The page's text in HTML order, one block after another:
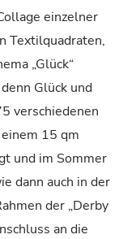
einzelner
Textilquadraten,
„Glück“
Glück und
verschiedenen
15 qm
und im Sommer
dann auch in der
der „Derby
an die